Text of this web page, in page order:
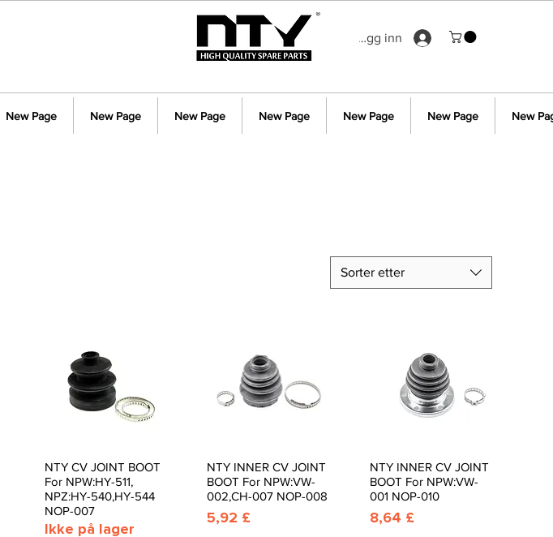
Logg inn
New Page New Page New Page New Page New Page New Page New
Sorter etter
Hurtigvisning
NTY CV JOINT BOOT
For NPW:HY-511,
NPZ:HY-540,HY-544
NOP-007
Ikke på lager
Hurtigvisning
NTY INNER CV JOINT
BOOT For NPW:VW-
002,CH-007 NOP-008
Pris
5,92 £
Hurtigvisning
NTY INNER CV JOINT
BOOT For NPW:VW-
001 NOP-010
Pris
8,64 £